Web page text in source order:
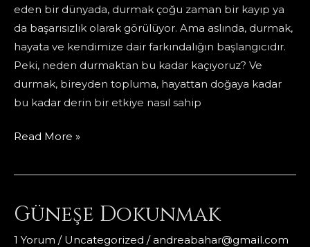
eden bir dünyada, durmak çoğu zaman bir kayıp ya
da başarısızlık olarak görülüyor. Ama aslında, durmak,
hayata ve kendimize dair farkındalığın başlangıcıdır.
Peki, neden durmaktan bu kadar kaçıyoruz? Ve
durmak, bireyden topluma, hayattan doğaya kadar
bu kadar derin bir etkiye nasıl sahip
durmak:
duran
apartmanda
büyümüştüm
Read More »
Güneşe Dokunmak
1 Yorum / Uncategorized /andreabahar@gmail.com